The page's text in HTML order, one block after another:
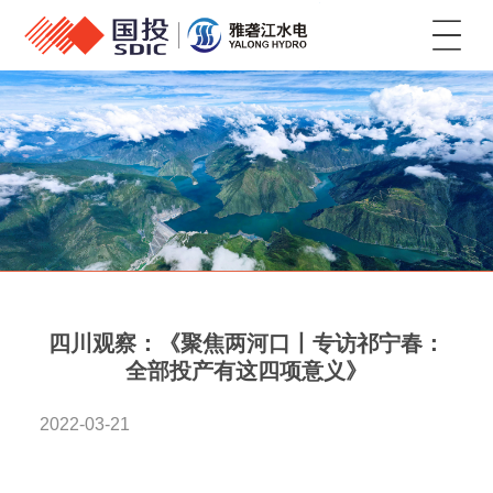
菜单
四川观察：《聚焦两河口丨专访祁宁春：
全部投产有这四项意义》
2022-03-21